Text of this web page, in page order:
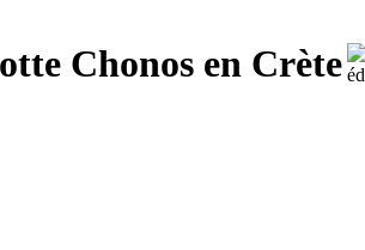
Chonos en Crète